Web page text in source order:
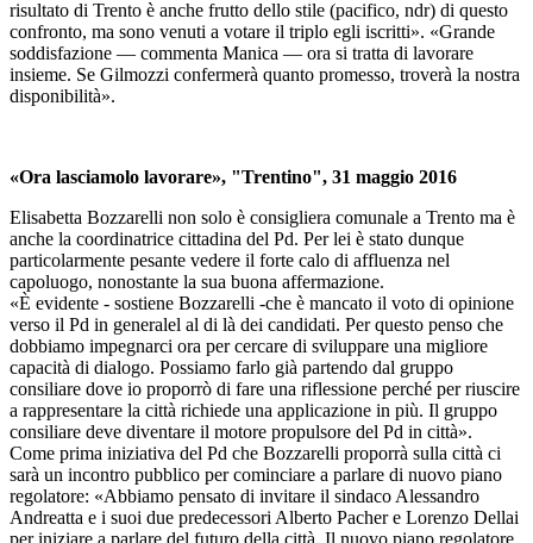
risultato di Trento è anche frutto dello stile (pacifico, ndr) di questo
confronto, ma sono venuti a votare il triplo egli iscritti». «Grande
soddisfazione — commenta Manica — ora si tratta di lavorare
insieme. Se Gilmozzi confermerà quanto promesso, troverà la nostra
disponibilità».
«Ora lasciamolo lavorare», "Trentino", 31 maggio 2016
Elisabetta Bozzarelli non solo è consigliera comunale a Trento ma è
anche la coordinatrice cittadina del Pd. Per lei è stato dunque
particolarmente pesante vedere il forte calo di affluenza nel
capoluogo, nonostante la sua buona affermazione.
«È evidente - sostiene Bozzarelli -che è mancato il voto di opinione
verso il Pd in generalel al di là dei candidati. Per questo penso che
dobbiamo impegnarci ora per cercare di sviluppare una migliore
capacità di dialogo. Possiamo farlo già partendo dal gruppo
consiliare dove io proporrò di fare una riflessione perché per riuscire
a rappresentare la città richiede una applicazione in più. Il gruppo
consiliare deve diventare il motore propulsore del Pd in città».
Come prima iniziativa del Pd che Bozzarelli proporrà sulla città ci
sarà un incontro pubblico per cominciare a parlare di nuovo piano
regolatore: «Abbiamo pensato di invitare il sindaco Alessandro
Andreatta e i suoi due predecessori Alberto Pacher e Lorenzo Dellai